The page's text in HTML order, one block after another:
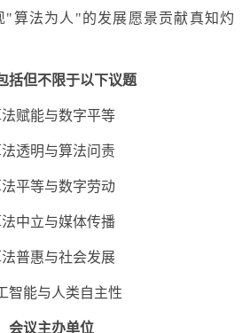
"算法为人"的发展愿景贡献真知灼
括但不限于以下议题
赋能与数字平等
透明与算法问责
平等与数字劳动
中立与媒体传播
普惠与社会发展
智能与人类自主性
会议主办单位